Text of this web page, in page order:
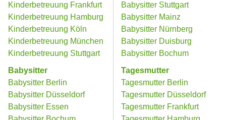
Kinderbetreuung Frankfurt
Kinderbetreuung Hamburg
Kinderbetreuung Köln
Kinderbetreuung München
Kinderbetreuung Stuttgart
Babysitter
Babysitter Berlin
Babysitter Düsseldorf
Babysitter Essen
Babysitter Stuttgart
Babysitter Mainz
Babysitter Nürnberg
Babysitter Duisburg
Babysitter Bochum
Tagesmutter
Tagesmutter Berlin
Tagesmutter Düsseldorf
Tagesmutter Frankfurt